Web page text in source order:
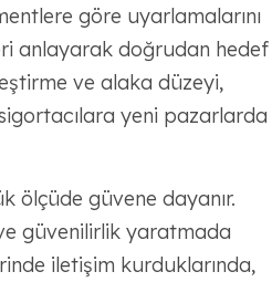
göre uyarlamalarını
anlayarak doğrudan hedef
ve alaka düzeyi,
yeni pazarlarda
güvene dayanır.
güvenilirlik yaratmada
iletişim kurduklarında,